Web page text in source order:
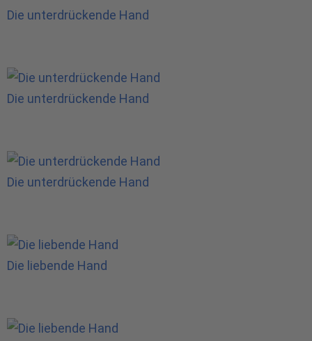
Die unterdrückende Hand
Die unterdrückende Hand
Die unterdrückende Hand
Die liebende Hand